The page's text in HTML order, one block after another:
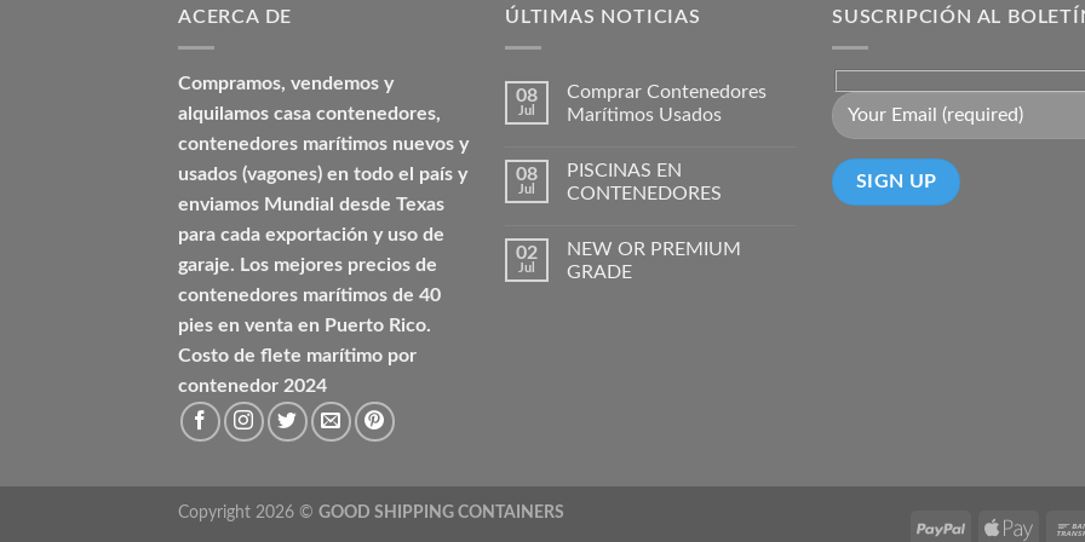
ACERCA DE
Compramos, vendemos y
alquilamos casa contenedores,
contenedores marítimos nuevos y
usados (vagones) en todo el país y
enviamos Mundial desde Texas
para cada exportación y uso de
garaje. Los mejores precios de
contenedores marítimos de 40
pies en venta en Puerto Rico.
Costo de flete marítimo por
contenedor 2024
ÚLTIMAS NOTICIAS
08
Jul
Comprar Contenedores
Marítimos Usados
08
Jul
PISCINAS EN
CONTENEDORES
02
Jul
NEW OR PREMIUM
GRADE
SUSCRIPCIÓN AL
Copyright 2026 © GOOD SHIPPING CONTAINERS